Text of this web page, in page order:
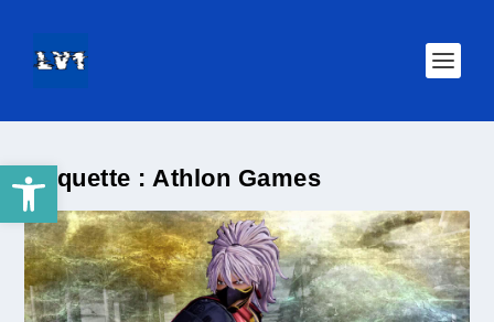
Ouvrir la barre d’outilsÉtiquette :Athlon Games